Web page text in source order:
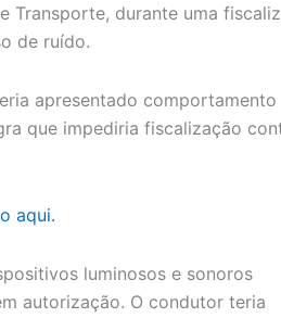
Transporte, durante uma
de ruído.
apresentado comportamento
que impediria fiscalização
aqui.
luminosos e sonoros
autorização. O condutor teria